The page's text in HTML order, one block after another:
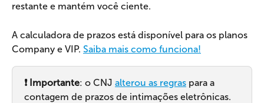
restante e mantém você ciente.
A calculadora de prazos está disponível para os planos
Company e VIP. Saiba mais como funciona!
❗️ Importante: o CNJ alterou as regras para a
contagem de prazos de intimações eletrônicas.